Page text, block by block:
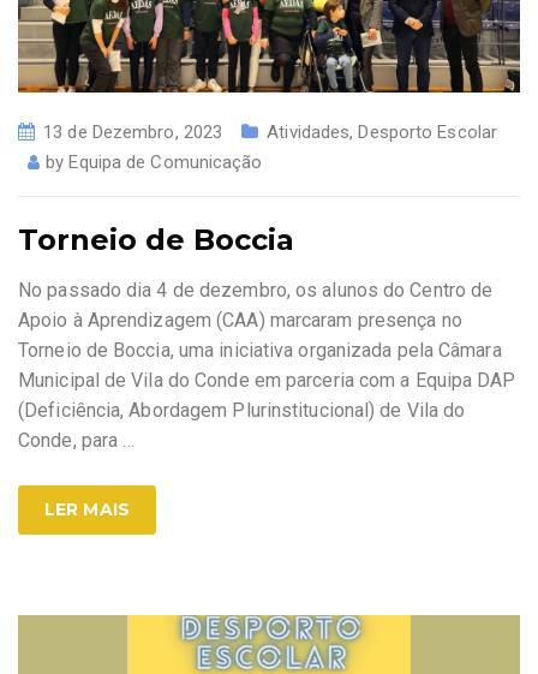
13 de Dezembro, 2023 Atividades,Desporto Escolar
byEquipa de Comunicação
Torneio de Boccia
No passado dia 4 de dezembro, os alunos do Centro de
Apoio à Aprendizagem (CAA) marcaram presença no
Torneio de Boccia, uma iniciativa organizada pela Câmara
Municipal de Vila do Conde em parceria com a Equipa DAP
(Deficiência, Abordagem Plurinstitucional) de Vila do
Conde, para…
LER MAIS